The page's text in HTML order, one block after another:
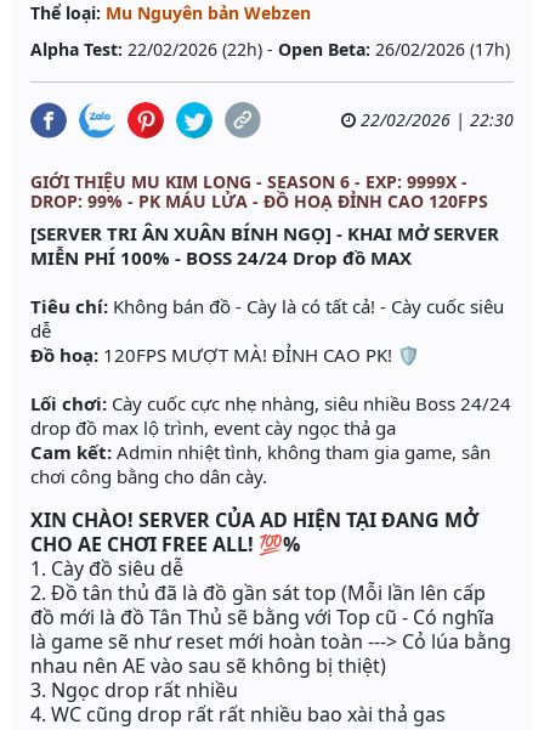
Thể loại: Mu Nguyên bản Webzen
Alpha Test: 22/02/2026 (22h) - Open Beta: 26/02/2026 (17h)
22/02/2026 | 22:30
GIỚI THIỆU MU KIM LONG - SEASON 6 - EXP: 9999X -
DROP: 99% - PK MÁU LỬA - ĐỒ HOẠ ĐỈNH CAO 120FPS
[SERVER TRI ÂN XUÂN BÍNH NGỌ] - KHAI MỞ SERVER
MIỄN PHÍ 100% - BOSS 24/24 Drop đồ MAX
Tiêu chí: Không bán đồ - Cày là có tất cả! - Cày cuốc siêu
dễ
Đồ hoạ: 120FPS MƯỢT MÀ! ĐỈNH CAO PK! 🛡️
Lối chơi: Cày cuốc cực nhẹ nhàng, siêu nhiều Boss 24/24
drop đồ max lộ trình, event cày ngọc thả ga
Cam kết: Admin nhiệt tình, không tham gia game, sân
chơi công bằng cho dân cày.
XIN CHÀO! SERVER CỦA AD HIỆN TẠI ĐANG MỞ
CHO AE CHƠI FREE ALL! 💯%
1. Cày đồ siêu dễ
2. Đồ tân thủ đã là đồ gần sát top (Mỗi lần lên cấp
đồ mới là đồ Tân Thủ sẽ bằng với Top cũ - Có nghĩa
là game sẽ như reset mới hoàn toàn ---> Cỏ lúa bằng
nhau nên AE vào sau sẽ không bị thiệt)
3. Ngọc drop rất nhiều
4. WC cũng drop rất rất nhiều bao xài thả gas